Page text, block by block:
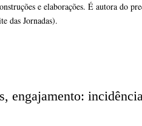
e elaborações. É autora do
das Jornadas).
engajamento: